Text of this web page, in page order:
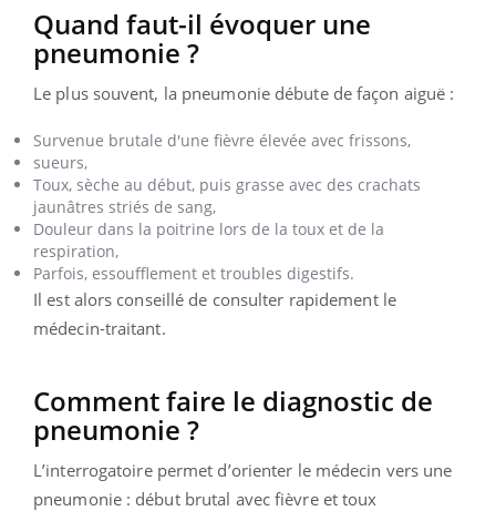
Quand faut-il évoquer une
pneumonie ?
Le plus souvent, la pneumonie débute de façon aiguë :
Survenue brutale d'une fièvre élevée avec frissons,
sueurs,
Toux, sèche au début, puis grasse avec des crachats
jaunâtres striés de sang,
Douleur dans la poitrine lors de la toux et de la
respiration,
Parfois, essoufflement et troubles digestifs.
Il est alors conseillé de consulter rapidement le
médecin-traitant.
Comment faire le diagnostic de
pneumonie ?
L’interrogatoire permet d’orienter le médecin vers une
pneumonie : début brutal avec fièvre et toux